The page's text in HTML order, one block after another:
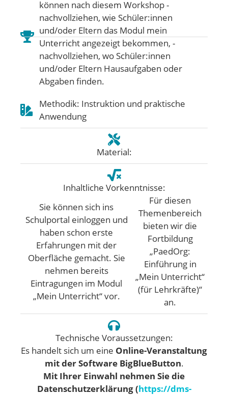
können nach diesem Workshop -
nachvollziehen, wie Schüler:innen
und/oder Eltern das Modul mein
Unterricht angezeigt bekommen, -
nachvollziehen, wo Schüler:innen
und/oder Eltern Hausaufgaben oder
Abgaben finden.
Methodik: Instruktion und praktische
Anwendung
Material:
Inhaltliche Vorkenntnisse:
Sie können sich ins
Schulportal einloggen und
haben schon erste
Erfahrungen mit der
Oberfläche gemacht. Sie
nehmen bereits
Eintragungen im Modul
„Mein Unterricht“ vor.
Für diesen
Themenbereich
bieten wir die
Fortbildung
„PaedOrg:
Einführung in
„Mein Unterricht“
(für Lehrkräfte)“
an.
Technische Voraussetzungen:
Es handelt sich um eine Online-Veranstaltung
mit der Software BigBlueButton.
Mit Ihrer Einwahl nehmen Sie die
Datenschutzerklärung (https://dms-